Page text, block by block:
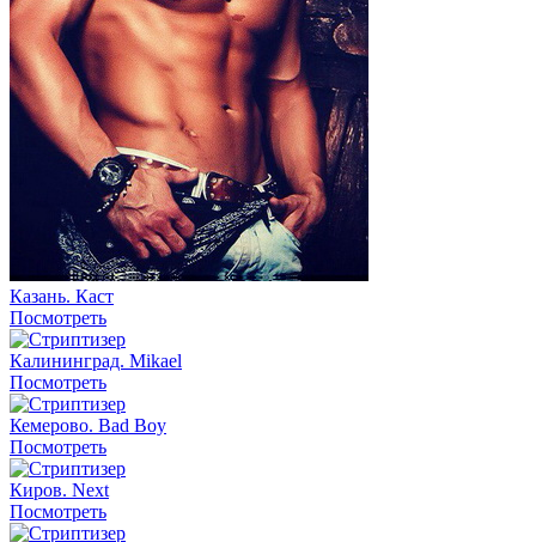
Казань. Каст
Посмотреть
Калининград. Mikael
Посмотреть
Кемерово. Bad Boy
Посмотреть
Киров. Next
Посмотреть